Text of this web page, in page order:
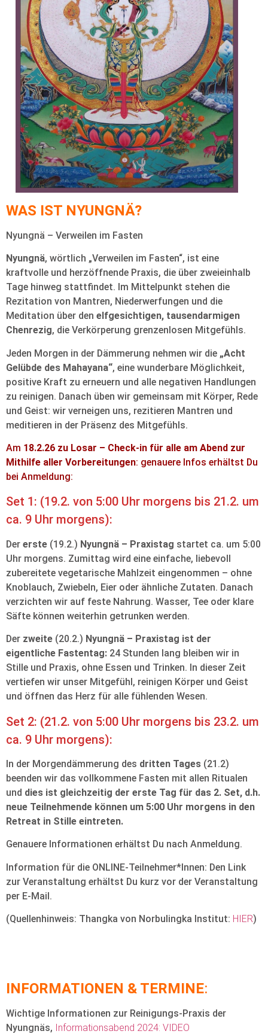
WAS IST NYUNGNÄ?
Nyungnä – Verweilen im Fasten
Nyungnä, wörtlich „Verweilen im Fasten“, ist eine
kraftvolle und herzöffnende Praxis, die über zweieinhalb
Tage hinweg stattfindet. Im Mittelpunkt stehen die
Rezitation von Mantren, Niederwerfungen und die
Meditation über den elfgesichtigen, tausendarmigen
Chenrezig, die Verkörperung grenzenlosen Mitgefühls.
Jeden Morgen in der Dämmerung nehmen wir die „Acht
Gelübde des Mahayana“, eine wunderbare Möglichkeit,
positive Kraft zu erneuern und alle negativen Handlungen
zu reinigen. Danach üben wir gemeinsam mit Körper, Rede
und Geist: wir verneigen uns, rezitieren Mantren und
meditieren in der Präsenz des Mitgefühls.
Am 18.2.26 zu Losar – Check-in für alle am Abend zur
Mithilfe aller Vorbereitungen: genauere Infos erhältst Du
bei Anmeldung:
Set 1: (19.2. von 5:00 Uhr morgens bis 21.2. um
ca. 9 Uhr morgens):
Der erste (19.2.) Nyungnä – Praxistag startet ca. um 5:00
Uhr morgens. Zumittag wird eine einfache, liebevoll
zubereitete vegetarische Mahlzeit eingenommen – ohne
Knoblauch, Zwiebeln, Eier oder ähnliche Zutaten. Danach
verzichten wir auf feste Nahrung. Wasser, Tee oder klare
Säfte können weiterhin getrunken werden.
Der zweite (20.2.) Nyungnä – Praxistag ist der
eigentliche Fastentag: 24 Stunden lang bleiben wir in
Stille und Praxis, ohne Essen und Trinken. In dieser Zeit
vertiefen wir unser Mitgefühl, reinigen Körper und Geist
und öffnen das Herz für alle fühlenden Wesen.
Set 2: (21.2. von 5:00 Uhr morgens bis 23.2. um
ca. 9 Uhr morgens):
In der Morgendämmerung des dritten Tages (21.2)
beenden wir das vollkommene Fasten mit allen Ritualen
und dies ist gleichzeitig der erste Tag für das 2. Set, d.h.
neue Teilnehmende können um 5:00 Uhr morgens in den
Retreat in Stille eintreten.
Genauere Informationen erhältst Du nach Anmeldung.
Information für die ONLINE-Teilnehmer*Innen: Den Link
zur Veranstaltung erhältst Du kurz vor der Veranstaltung
per E-Mail.
(Quellenhinweis: Thangka von Norbulingka Institut: HIER)
INFORMATIONEN & TERMINE:
Wichtige Informationen zur Reinigungs-Praxis der
Nyungnäs, Informationsabend 2024: VIDEO